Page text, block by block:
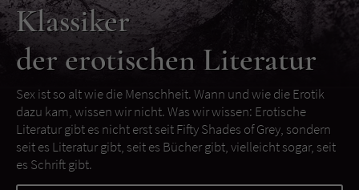
Klassiker
der erotischen Literatur
Sex ist so alt wie die Menschheit. Wann und wie die Erotik
dazu kam, wissen wir nicht. Was wir wissen: Erotische
Literatur gibt es nicht erst seit Fifty Shades of Grey, sondern
seit es Literatur gibt, seit es Bücher gibt, vielleicht sogar, seit
es Schrift gibt.